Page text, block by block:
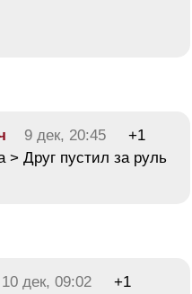
9 дек, 20:45
+1
> Друг пустил за руль
10 дек, 09:02
+1